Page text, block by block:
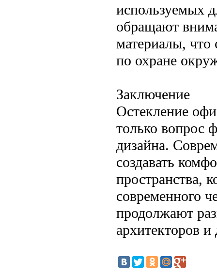
используемых
обращают
материалы, что
по охране
Заключение
Остекление
только вопрос
дизайна.
создавать
пространства,
современного
продолжают
архитекторов и